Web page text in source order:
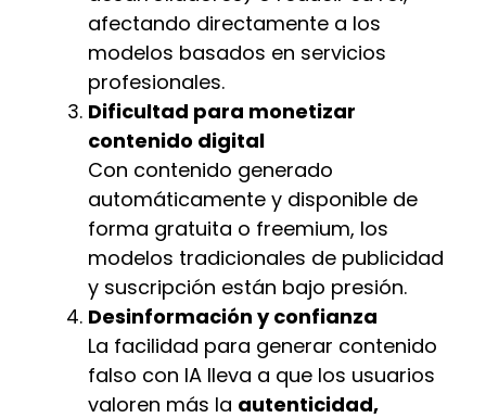
afectando directamente a los
modelos basados en servicios
profesionales.
Dificultad para monetizar
contenido digital
Con contenido generado
automáticamente y disponible de
forma gratuita o freemium, los
modelos tradicionales de publicidad
y suscripción están bajo presión.
Desinformación y confianza
La facilidad para generar contenido
falso con IA lleva a que los usuarios
valoren más la autenticidad,